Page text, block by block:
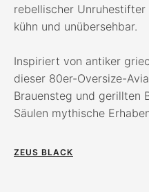
rebellischer
kühn und unübersehbar.
Inspiriert von antiker
dieser 80er-Oversize-
Brauensteg und gerillten
Säulen mythische
ZEUS BLACK